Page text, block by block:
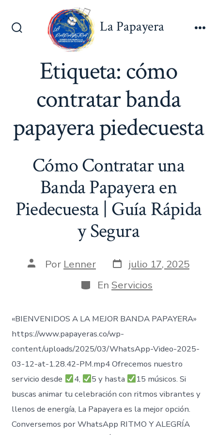
Alternar
La Papayera
Etiqueta:cómo
contratar banda
papayera piedecuesta
Cómo Contratar una
Banda Papayera en
Piedecuesta | Guía Rápida
y Segura
AutorPor Lenner Fecha
de
publicación
julio 17, 2025
Categorías
En Servicios
«BIENVENIDOS A LA MEJOR BANDA PAPAYERA»
https://www.papayeras.co/wp-
content/uploads/2025/03/WhatsApp-Video-2025-
03-12-at-1.28.42-PM.mp4 Ofrecemos nuestro
servicio desde
4, 5 y hasta
15 músicos. Si
buscas animar tu celebración con ritmos vibrantes y
llenos de energía, La Papayera es la mejor opción.
Conversemos por WhatsApp RITMO Y ALEGRÍA